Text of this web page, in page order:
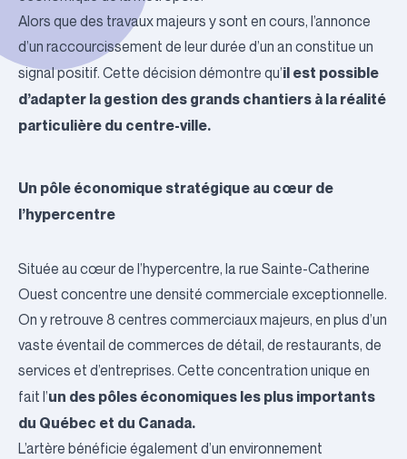
Alors que des travaux majeurs y sont en cours, l’annonce
d’un raccourcissement de leur durée d’un an constitue un
signal positif. Cette décision démontre qu’il est possible
d’adapter la gestion des grands chantiers à la réalité
particulière du centre-ville.
Un pôle économique stratégique au cœur de
l’hypercentre
Située au cœur de l’hypercentre, la rue Sainte-Catherine
Ouest concentre une densité commerciale exceptionnelle.
On y retrouve 8 centres commerciaux majeurs, en plus d’un
vaste éventail de commerces de détail, de restaurants, de
services et d’entreprises. Cette concentration unique en
fait l’un des pôles économiques les plus importants
du Québec et du Canada.
L’artère bénéficie également d’un environnement